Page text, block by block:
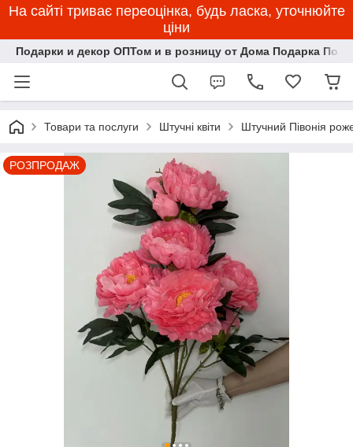
На сайті триває переоцінка, будь ласка, уточнюйте
ціни
Подарки и декор ОПТом и в розницу от Дома Подарка
Товари та послуги Штучні квіти Штучний Півонія
РОЗПРОДАЖ